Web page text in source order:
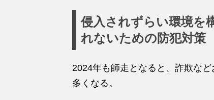
侵入されずらい環境を
れないための防犯対策
2024年も師走となると、詐欺な
多くなる。